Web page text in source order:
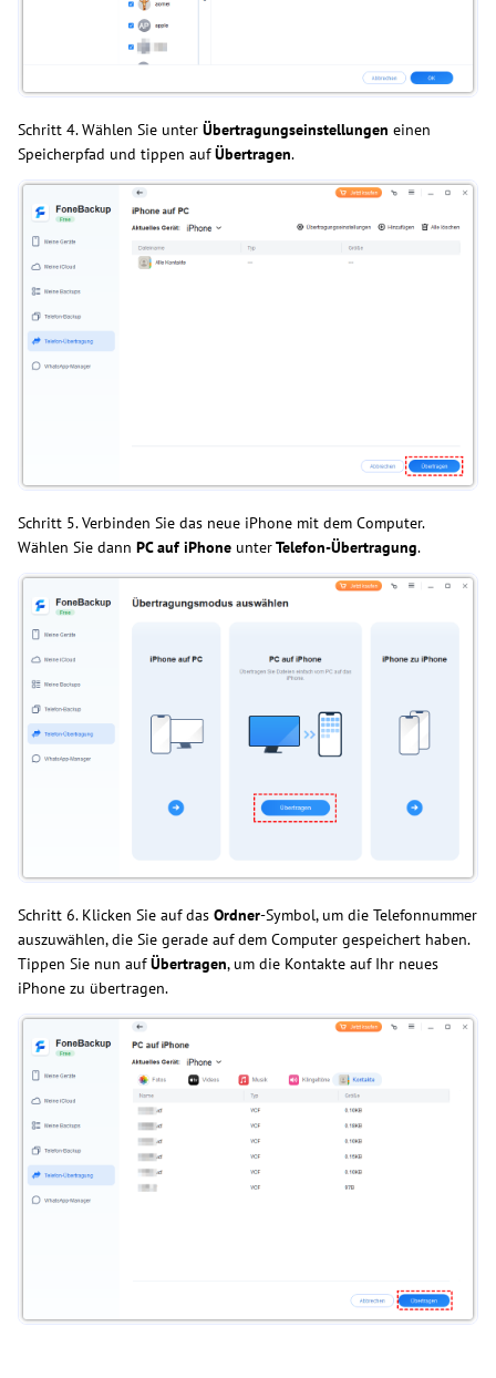
Schritt 4. Wählen Sie unter Übertragungseinstellungen einen
Speicherpfad und tippen aufÜbertragen.
Schritt 5. Verbinden Sie das neue iPhone mit dem Computer.
Wählen Sie dann PC auf iPhone unterTelefon-Übertragung.
Schritt 6. Klicken Sie auf das Ordner-Symbol, um die Telefonnummer
auszuwählen, die Sie gerade auf dem Computer gespeichert haben.
Tippen Sie nun aufÜbertragen, um die Kontakte auf Ihr neues
iPhone zu übertragen.